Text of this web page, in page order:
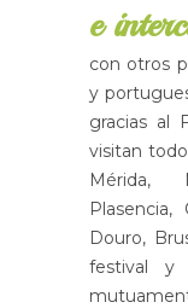
e
con otros
y
gracias al
visitan
Mérida,
Plasencia,
Douro,
festival y